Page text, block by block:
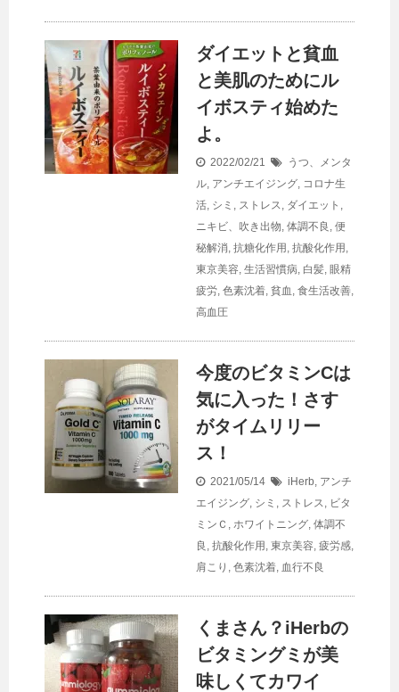
ダイエットと貧血
と美肌のためにル
イボスティ始めた
よ。
2022/02/21
うつ、メンタ
ル, アンチエイジング, コロナ生
活, シミ , ストレス, ダイエット ,
ニキビ、吹き出物, 体調不良 , 便
秘解消, 抗糖化作用 , 抗酸化作用 ,
東京美容, 生活習慣病, 白髪, 眼精
疲労, 色素沈着, 貧血 , 食生活改善,
高血圧
今度のビタミンCは
気に入った！さす
がタイムリリー
ス！
2021/05/14 iHerb, アンチ
エイジング, シミ , ストレス, ビタ
ミンＣ , ホワイトニング, 体調不
良 , 抗酸化作用 , 東京美容, 疲労感,
肩こり , 色素沈着, 血行不良
くまさん？iHerbの
ビタミングミが美
味しくてカワイ